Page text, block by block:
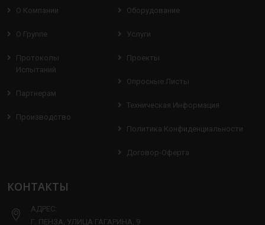
О Компании
О Группе
Протоколы
Испытаний
Партнерам
Производство
Оборудование
Услуги
Проекты
Опросные Листы
Техническая Информация
Политика Конфиденциальности
Договор-Оферта
КОНТАКТЫ
АДРЕС:
Г. ПЕНЗА, УЛИЦА ГАГАРИНА, 9